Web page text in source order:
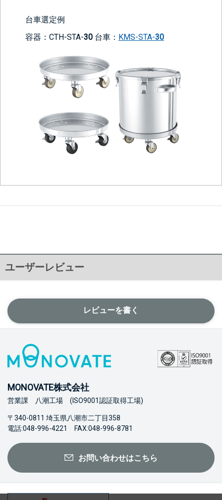
台車選定例
容器：CTH-STA-30 台車： KMS-STA-30
ユーザーレビュー
レビューを書く
MONOVATE株式会社
営業課 八潮工場 (ISO9001認証取得工場)
〒340-0811 埼玉県八潮市二丁目358
電話:048-996-4221 FAX:048-996-8781
お問い合わせはこちら